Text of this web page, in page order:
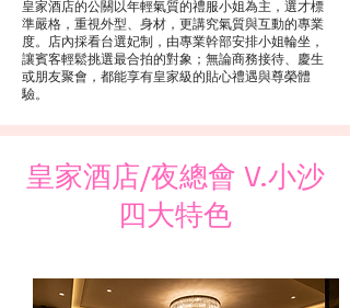
皇家酒店的公關以年輕氣質的禮服小姐為主，選才標
準嚴格，重視外型、身材，更講究氣質與互動的專業
度。店內採看台選妃制，由專業幹部安排小姐輪坐，
讓賓客輕鬆挑選最合拍的對象；無論商務接待、慶生
或朋友聚會，都能享有皇家級的貼心禮遇與尊榮體
驗。
皇家酒店/夜總會 V.小沙
四大特色